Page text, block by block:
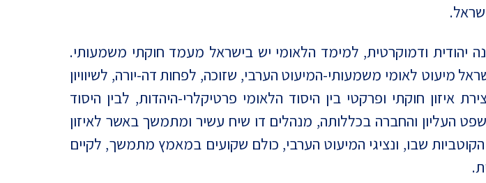
יהודית ודמוקרטית, למימד הלאומי יש בישראל מעמד חוקתי משמעותי.
מיעוט לאומי משמעותי-המיעוט הערבי, שזוכה, לפחות דה-יורה, לשיוויון
איזון חוקתי ופרקטי בין היסוד הלאומי פרטיקלרי-היהדות, לבין היסוד
העליון והחברה בכללותה, מנהלים דו שיח עשיר ומתמשך באשר לאיזון
הקוטביות שבו, ונציגי המיעוט הערבי, כולם שקועים במאמץ מתמשך, לקיים